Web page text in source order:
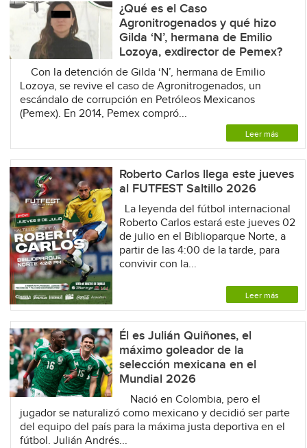
¿Qué es el Caso
Agronitrogenados y qué hizo
Gilda ‘N’, hermana de Emilio
Lozoya, exdirector de Pemex?
Con la detención de Gilda ‘N’, hermana de Emilio
Lozoya, se revive el caso de Agronitrogenados, un
escándalo de corrupción en Petróleos Mexicanos
(Pemex). En 2014, Pemex compró...
Leer más
Roberto Carlos llega este jueves
al FUTFEST Saltillo 2026
La leyenda del fútbol internacional
Roberto Carlos estará este jueves 02
de julio en el Biblioparque Norte, a
partir de las 4:00 de la tarde, para
convivir con la...
Leer más
Él es Julián Quiñones, el
máximo goleador de la
selección mexicana en el
Mundial 2026
Nació en Colombia, pero el
jugador se naturalizó como mexicano y decidió ser parte
del equipo del país para la máxima justa deportiva en el
fútbol. Julián Andrés...